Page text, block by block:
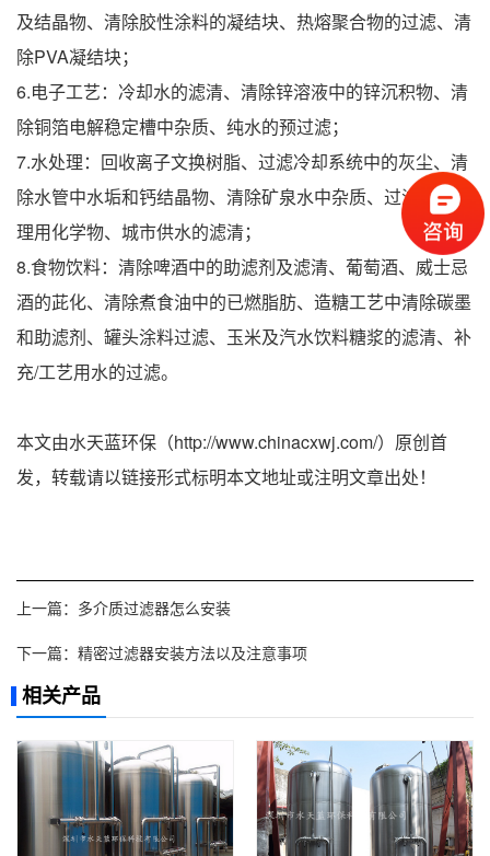
及结晶物、清除胶性涂料的凝结块、热熔聚合物的过滤、清
除PVA凝结块；
6.电子工艺：冷却水的滤清、清除锌溶液中的锌沉积物、清
除铜箔电解稳定槽中杂质、纯水的预过滤；
7.水处理：回收离子文换树脂、过滤冷却系统中的灰尘、清
除水管中水垢和钙结晶物、清除矿泉水中杂质、过滤废水处
理用化学物、城市供水的滤清；
8.食物饮料：清除啤酒中的助滤剂及滤清、葡萄酒、威士忌
酒的茈化、清除煮食油中的已燃脂肪、造糖工艺中清除碳墨
和助滤剂、罐头涂料过滤、玉米及汽水饮料糖浆的滤清、补
充/工艺用水的过滤。
本文由水天蓝环保（http://www.chinacxwj.com/）原创首
发，转载请以链接形式标明本文地址或注明文章出处！
上一篇： 多介质过滤器怎么安装
下一篇： 精密过滤器安装方法以及注意事项
相关产品